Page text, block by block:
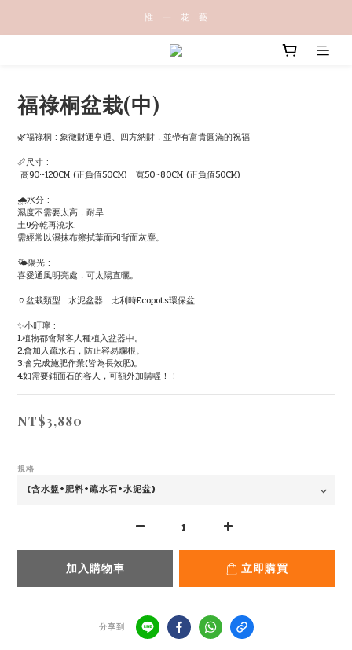
惟   一   花   藝
福祿桐盆栽(中)
🌿福祿桐 : 象徵財運亨通、四方納財，並帶有富貴圓滿的祝福
📏尺寸 :
高90~120CM (正負值50CM)   寬50~80CM (正負值50CM)
🌧水分 :
濕度不需要太高，耐旱
土9分乾再澆水.
需經常以濕抹布擦拭葉面和背面灰塵。
🌤陽光 :
喜愛通風明亮處，可太陽直曬。
🏺盆栽類型 : 水泥盆器.  比利時Ecopots環保盆
✨小叮嚀 :
1.植物都會幫客人種植入盆器中。
2.會加入疏水石，防止容易爛根。
3.會完成施肥作業(皆為長效肥)。
4.如需要鋪面石的客人，可額外加購喔！！
NT$3,880
規格
加入購物車 立即購買
分享到